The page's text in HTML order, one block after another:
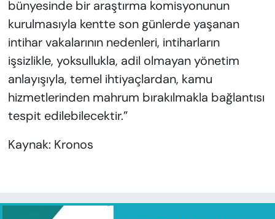
bünyesinde bir araştırma komisyonunun
kurulmasıyla kentte son günlerde yaşanan
intihar vakalarının nedenleri, intiharların
işsizlikle, yoksullukla, adil olmayan yönetim
anlayışıyla, temel ihtiyaçlardan, kamu
hizmetlerinden mahrum bırakılmakla bağlantısı
tespit edilebilecektir.”
Kaynak: Kronos